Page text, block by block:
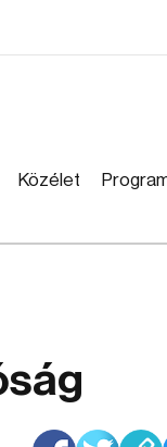
Közélet